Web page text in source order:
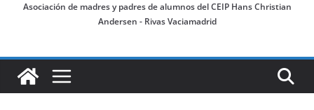
Asociación de madres y padres de alumnos del CEIP Hans Christian
Andersen - Rivas Vaciamadrid